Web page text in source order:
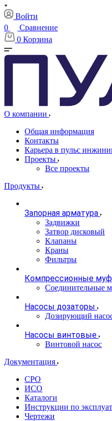
Войти
0
Сравнение
0 Корзина
О компании
Общая информация
Контакты
Карьера в пульс
Проекты
Все проекты
Продукты
Запорная арматура
Задвижки
Затвор дисковый
Клапаны
Краны
Фильтры
Компрессионные
Соединительные
Насосы дозаторы
Дозирующий
Насосы винтовые
Винтовой насос
Документация
СРО
ИСО
Каталоги
Инструкции по
Чертежи